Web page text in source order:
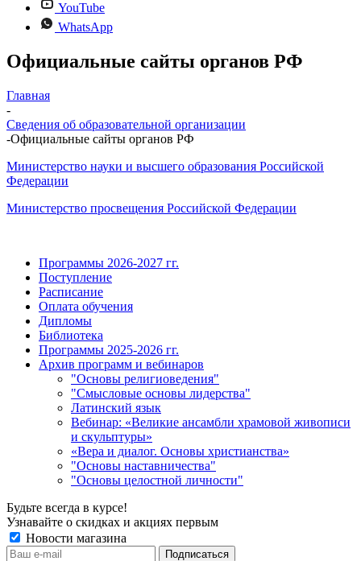
YouTube
WhatsApp
Официальные сайты органов РФ
Главная
-
Сведения об образовательной организации
-Официальные сайты органов РФ
Министерство науки и высшего образования Российской
Федерации
Министерство просвещения Российской Федерации
Программы 2026-2027 гг.
Поступление
Расписание
Оплата обучения
Дипломы
Библиотека
Программы 2025-2026 гг.
Архив программ и вебинаров
"Основы религиоведения"
"Смысловые основы лидерства"
Латинский язык
Вебинар: «Великие ансамбли храмовой живописи
и скульптуры»
«Вера и диалог. Основы христианства»
"Основы наставничества"
"Основы целостной личности"
Будьте всегда в курсе!
Узнавайте о скидках и акциях первым
Новости магазина